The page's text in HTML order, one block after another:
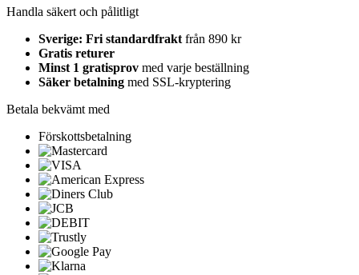
Handla säkert och pålitligt
Sverige: Fri standardfrakt från 890 kr
Gratis returer
Minst 1 gratisprov med varje beställning
Säker betalning med SSL-kryptering
Betala bekvämt med
Förskottsbetalning